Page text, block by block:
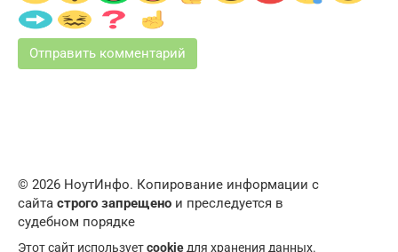
© 2026 НоутИнфо. Копирование информации с
сайта строго запрещено и преследуется в
судебном порядке
Этот сайт используетcookieдля хранения данных.